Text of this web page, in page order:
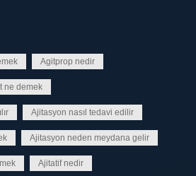
Agitprop nedir
ne demek
Ajitasyon nasıl tedavi edilir
Ajitasyon neden meydana gelir
Ajitatif nedir